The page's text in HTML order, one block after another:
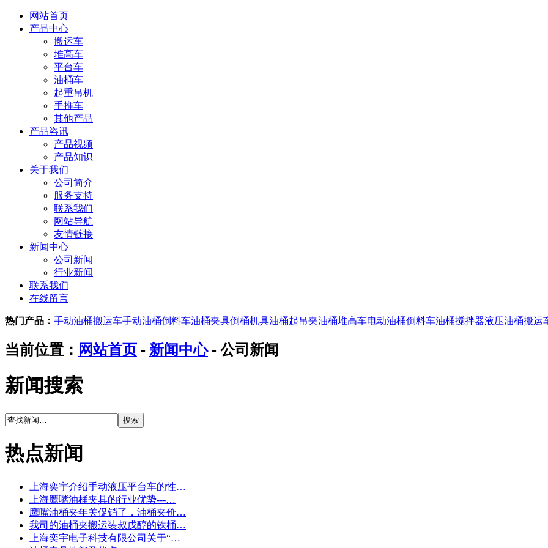
网站首页
产品中心
搬运车
堆高车
平台车
油桶车
起重吊机
手推车
其他产品
产品咨讯
产品视频
产品知识
关于我们
公司简介
服务支持
联系我们
网站导航
友情链接
新闻中心
公司新闻
行业新闻
联系我们
在线留言
热门产品： 手动油桶搬运车手动油桶倒料车油桶夹具倒桶机具油桶起吊夹油桶堆高车电动油桶倒料车油桶搅拌器液压油桶搬运
当前位置： 网站首页 - 新闻中心- 公司新闻
新闻搜索
热点新闻
上海奕宇介绍手动液压平台车的性…
上海鹰嘴油桶夹具的行业优势---…
鹰嘴油桶夹年关促销了，油桶夹价…
我司的油桶夹搬运装叔戊醇的铁桶…
上海奕宇电子科技有限公司关于“…